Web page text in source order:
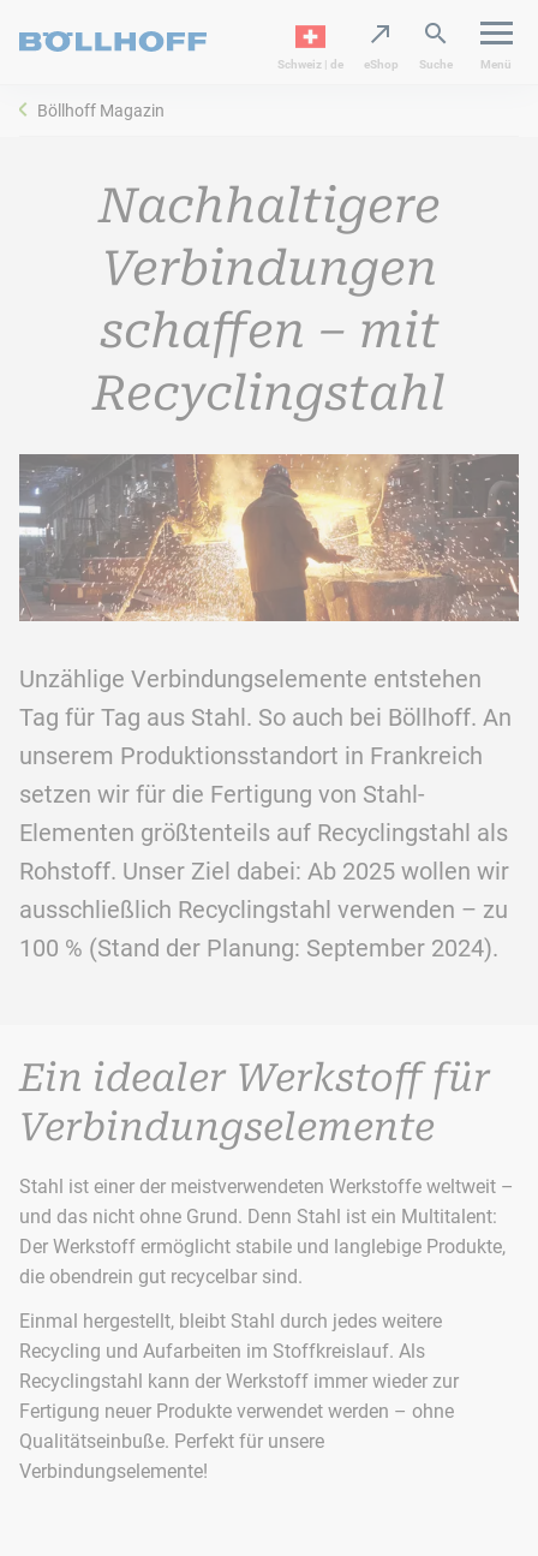
Schweiz | de eShop Suche Menü
Böllhoff Magazin
Nachhaltigere
Verbindungen
schaffen – mit
Recyclingstahl
Unzählige Verbindungselemente entstehen
Tag für Tag aus Stahl. So auch bei Böllhoff. An
unserem Produktionsstandort in Frankreich
setzen wir für die Fertigung von Stahl-
Elementen größtenteils auf Recyclingstahl als
Rohstoff. Unser Ziel dabei: Ab 2025 wollen wir
ausschließlich Recyclingstahl verwenden – zu
100 % (Stand der Planung: September 2024).
Ein idealer Werkstoff für
Verbindungselemente
Stahl ist einer der meistverwendeten Werkstoffe weltweit –
und das nicht ohne Grund. Denn Stahl ist ein Multitalent:
Der Werkstoff ermöglicht stabile und langlebige Produkte,
die obendrein gut recycelbar sind.
Einmal hergestellt, bleibt Stahl durch jedes weitere
Recycling und Aufarbeiten im Stoffkreislauf. Als
Recyclingstahl kann der Werkstoff immer wieder zur
Fertigung neuer Produkte verwendet werden – ohne
Qualitätseinbuße. Perfekt für unsere
Verbindungselemente!